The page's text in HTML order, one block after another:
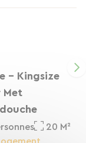
qui
de
dont vous
- Kingsize
Met
20 M²